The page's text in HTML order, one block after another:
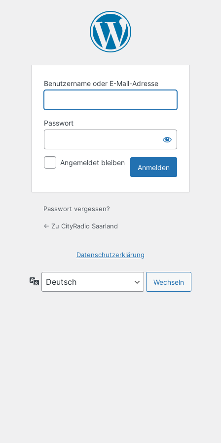
Benutzername oder E-Mail-Adresse
Passwort
Angemeldet bleiben
Passwort vergessen?
← Zu CityRadio Saarland
Datenschutzerklärung
Sprache